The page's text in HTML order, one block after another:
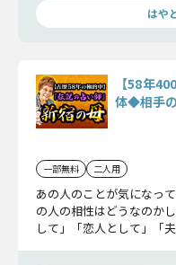
はや
【58年
体◆相手
一部無料 二人用
あの人のことが気になっ
の人の相性はどうなのか
して」「恋人として」「